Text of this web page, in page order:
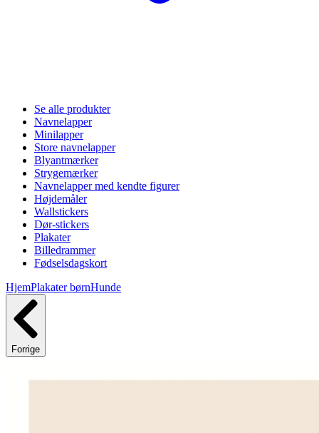
Se alle produkter
Navnelapper
Minilapper
Store navnelapper
Blyantmærker
Strygemærker
Navnelapper med kendte figurer
Højdemåler
Wallstickers
Dør-stickers
Plakater
Billedrammer
Fødselsdagskort
HjemPlakater børnHunde
Forrige